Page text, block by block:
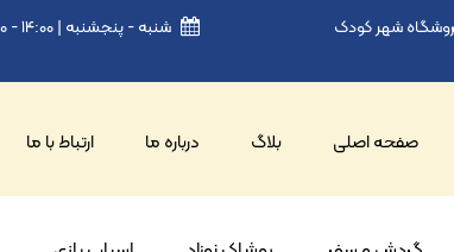
شنبه - پنجشنبه | ۱۴:۰۰ - ۰۹:۰۰ | ۲۲:۰۰ - ۱۶:۰۰
صفحه اصلی بلاگ درباره ما ارتباط با ما